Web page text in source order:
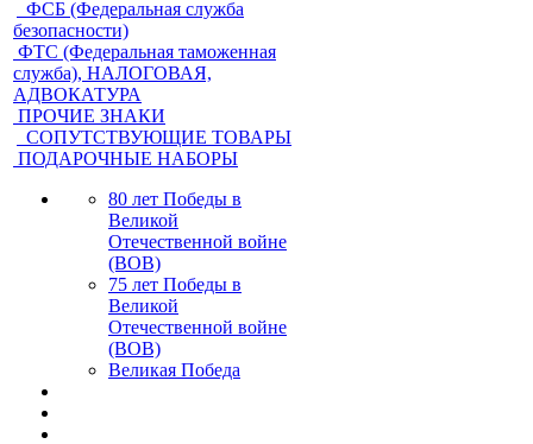
ФСБ (Федеральная служба
безопасности)
ФТС (Федеральная таможенная
служба), НАЛОГОВАЯ,
АДВОКАТУРА
ПРОЧИЕ ЗНАКИ
СОПУТСТВУЮЩИЕ ТОВАРЫ
ПОДАРОЧНЫЕ НАБОРЫ
80 лет Победы в
Великой
Отечественной войне
(ВОВ)
75 лет Победы в
Великой
Отечественной войне
(ВОВ)
Великая Победа